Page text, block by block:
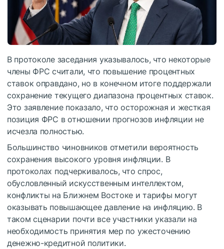
В протоколе заседания указывалось, что некоторые
члены ФРС считали, что повышение процентных
ставок оправдано, но в конечном итоге поддержали
сохранение текущего диапазона процентных ставок.
Это заявление показало, что осторожная и жесткая
позиция ФРС в отношении прогнозов инфляции не
исчезла полностью.
Большинство чиновников отметили вероятность
сохранения высокого уровня инфляции. В
протоколах подчеркивалось, что спрос,
обусловленный искусственным интеллектом,
конфликты на Ближнем Востоке и тарифы могут
оказывать повышающее давление на инфляцию. В
таком сценарии почти все участники указали на
необходимость принятия мер по ужесточению
денежно-кредитной политики.